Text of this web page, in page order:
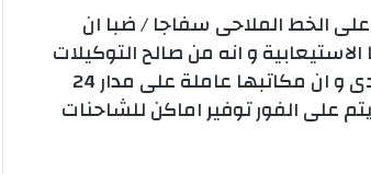
على الخط الملاحى سفاجا / ضبا ان
و انه من صالح التوكيلات
ان تحجز لاصحاب الشاحنات مما يعود عليها بالنفع المادى و ان مكاتبها عاملة على مدار 24
على الفور توفير اماكن للشاحنات